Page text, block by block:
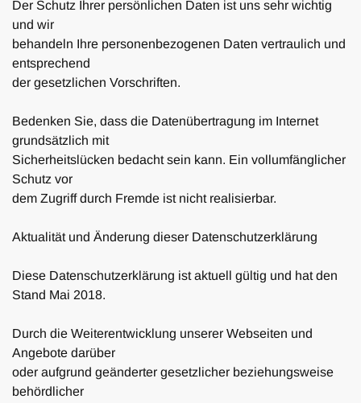
Der Schutz Ihrer persönlichen Daten ist uns sehr wichtig
und wir
behandeln Ihre personenbezogenen Daten vertraulich und
entsprechend
der gesetzlichen Vorschriften.
Bedenken Sie, dass die Datenübertragung im Internet
grundsätzlich mit
Sicherheitslücken bedacht sein kann. Ein vollumfänglicher
Schutz vor
dem Zugriff durch Fremde ist nicht realisierbar.
Aktualität und Änderung dieser Datenschutzerklärung
Diese Datenschutzerklärung ist aktuell gültig und hat den
Stand Mai 2018.
Durch die Weiterentwicklung unserer Webseiten und
Angebote darüber
oder aufgrund geänderter gesetzlicher beziehungsweise
behördlicher